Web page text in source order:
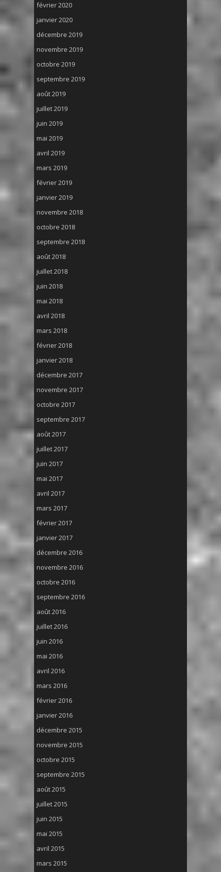
février 2020
janvier 2020
décembre 2019
novembre 2019
octobre 2019
septembre 2019
août 2019
juillet 2019
juin 2019
mai 2019
avril 2019
mars 2019
février 2019
janvier 2019
novembre 2018
octobre 2018
septembre 2018
août 2018
juillet 2018
juin 2018
mai 2018
avril 2018
mars 2018
février 2018
janvier 2018
décembre 2017
novembre 2017
octobre 2017
septembre 2017
août 2017
juillet 2017
juin 2017
mai 2017
avril 2017
mars 2017
février 2017
janvier 2017
décembre 2016
novembre 2016
octobre 2016
septembre 2016
août 2016
juillet 2016
juin 2016
mai 2016
avril 2016
mars 2016
février 2016
janvier 2016
décembre 2015
novembre 2015
octobre 2015
septembre 2015
août 2015
juillet 2015
juin 2015
mai 2015
avril 2015
mars 2015